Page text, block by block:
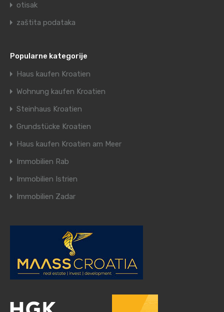
otisak
zaštita podataka
Popularne kategorije
Haus kaufen Kroatien
Wohnung kaufen Kroatien
Steinhaus Kroatien
Grundstücke Kroatien
Haus kaufen Kroatien am Meer
Immobilien Rab
Immobilien Istrien
Immobilien Zadar